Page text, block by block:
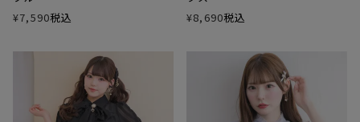
¥7,590税込
¥8,690税込